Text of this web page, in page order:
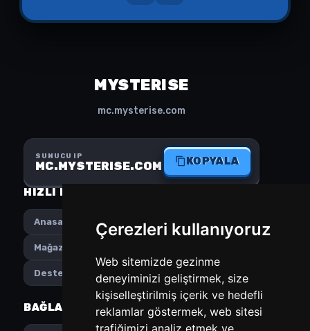
Çerezleri kullanıyoruz
Web sitemizde gezinme
deneyiminizi geliştirmek, size
kişiselleştirilmiş içerik ve hedefli
reklamlar göstermek, web sitesi
trafiğimizi analiz etmek ve
MYSTERISE
mc.mysterise.com
SUNUCU IP
MC.MYSTERISE.COM KOPYALA
HIZLI MENÜ
Anasayfa
Mağaza
Destek
Instagram
BAĞLANTILAR TERCIHLER